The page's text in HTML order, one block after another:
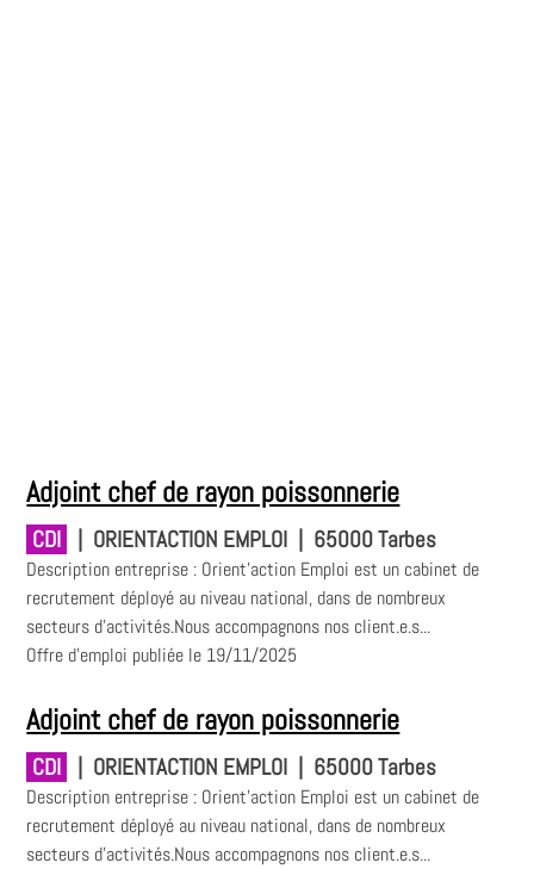
Adjoint chef de rayon poissonnerie
CDI | ORIENTACTION EMPLOI | 65000 Tarbes
Description entreprise : Orient'action Emploi est un cabinet de
recrutement déployé au niveau national, dans de nombreux
secteurs d'activités.Nous accompagnons nos client.e.s...
Offre d'emploi publiée le 19/11/2025
Adjoint chef de rayon poissonnerie
CDI | ORIENTACTION EMPLOI | 65000 Tarbes
Description entreprise : Orient'action Emploi est un cabinet de
recrutement déployé au niveau national, dans de nombreux
secteurs d'activités.Nous accompagnons nos client.e.s...